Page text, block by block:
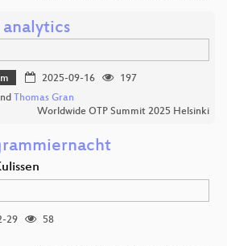
2025-09-16
197
Thomas Gran
Worldwide OTP Summit 2025 Helsinki
29
58